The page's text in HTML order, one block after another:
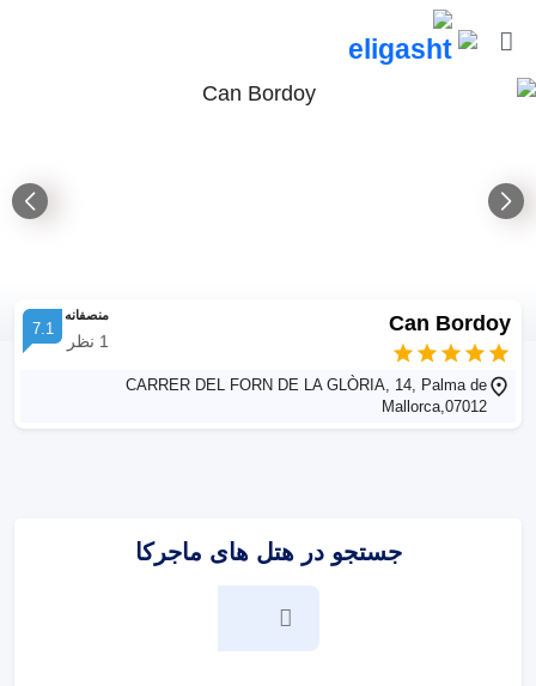
Can Bordoy منصفانه
1 نظر
7.1
CARRER DEL FORN DE LA GLÒRIA, 14, Palma de
Mallorca,07012
جستجو در هتل های ماجرکا